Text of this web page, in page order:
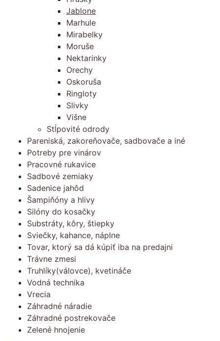
Jablone
Marhule
Mirabelky
Moruše
Nektarinky
Orechy
Oskoruša
Ringloty
Slivky
Višne
Stĺpovité odrody
Pareniská, zakoreňovače, sadbovače a iné
Potreby pre vinárov
Pracovné rukavice
Sadbové zemiaky
Sadenice jahôd
Šampiňóny a hlivy
Silóny do kosačky
Substráty, kôry, štiepky
Sviečky, kahance, náplne
Tovar, ktorý sa dá kúpiť iba na predajni
Trávne zmesi
Truhlíky(válovce), kvetináče
Vodná technika
Vrecia
Záhradné náradie
Záhradné postrekovače
Zelené hnojenie